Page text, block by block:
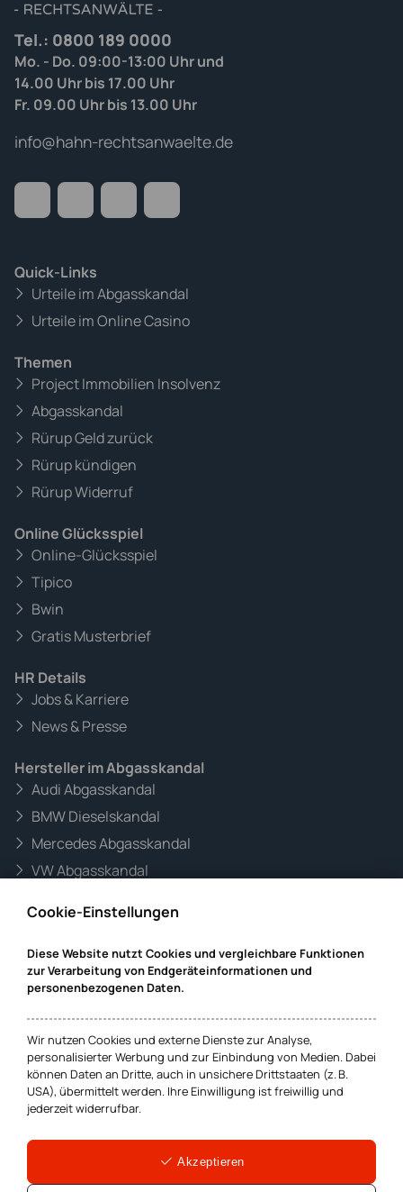
Tel.: 0800 189 0000
Mo. - Do. 09:00-13:00 Uhr und
14.00 Uhr bis 17.00 Uhr
Fr. 09.00 Uhr bis 13.00 Uhr
info@hahn-rechtsanwaelte.de
Quick-Links
Urteile im Abgasskandal
Urteile im Online Casino
Themen
Project Immobilien Insolvenz
Abgasskandal
Rürup Geld zurück
Rürup kündigen
Rürup Widerruf
Online Glücksspiel
Online-Glücksspiel
Tipico
Bwin
Gratis Musterbrief
HR Details
Jobs & Karriere
News & Presse
Hersteller im Abgasskandal
Audi Abgasskandal
BMW Dieselskandal
Mercedes Abgasskandal
VW Abgasskandal
Informationen zur Website
Datenschutz
Impressum
Cookie-Einstellungen
Hamburg
Wexstr. 16
Marcusallee 38
0421-246850
Cookie-Einstellungen
Diese Website nutzt Cookies und vergleichbare Funktionen
zur Verarbeitung von Endgeräteinformationen und
personenbezogenen Daten.
Wir nutzen Cookies und externe Dienste zur Analyse,
personalisierter Werbung und zur Einbindung von Medien. Dabei
können Daten an Dritte, auch in unsichere Drittstaaten (z. B.
USA), übermittelt werden. Ihre Einwilligung ist freiwillig und
jederzeit widerrufbar.
Akzeptieren